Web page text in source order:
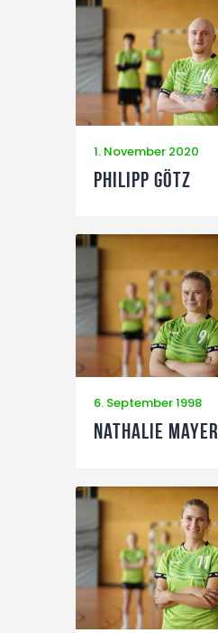
1. November 2020
Philipp Götz
6. September 1998
Nathalie Mayer